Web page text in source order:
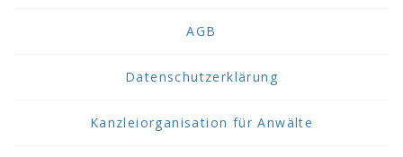
AGB
Datenschutzerklärung
Kanzleiorganisation für Anwälte